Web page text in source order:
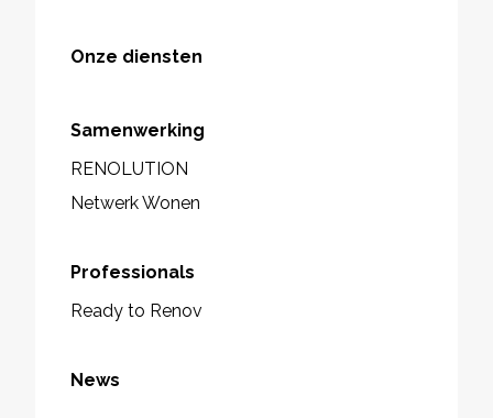
Onze diensten
Samenwerking
RENOLUTION
Netwerk Wonen
Professionals
Ready to Renov
News